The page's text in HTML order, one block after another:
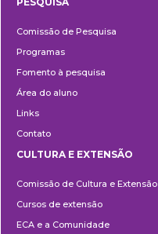
Comissão de Pesquisa
Programas
Fomento à pesquisa
Área do aluno
Links
Contato
e
Extensão
CULTURA E EXTENSÃO
Comissão de Cultura e Extensão
Cursos de extensão
ECA e a Comunidade